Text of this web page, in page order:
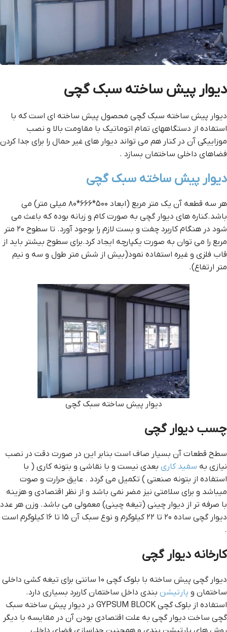
دیوار پیش ساخته سبک گچی
دیوار پیش ساخته سبک گچی محصول پیش ساخته ای است که با
استفاده از دستگاههای تمام اتوماتیک با مقاومت بالا و نصب
موزاییکی آن در کنار هم می تواند دیوار های غیر حمال را برای جدا کردن
فضاهای داخلی ساختمان بسازد .
دیوار پیش ساخته سبک گچی
هر سه قطعه آن یک متر مربع (ابعاد ۵۰۰*۶۶۶*۸۰ میلی متر) می
باشد.کناره های دیوار گچی به صورت کام و زبانه بوده که باعث می
شود در هنگام کاربرد چفت و بست لازم را بوجود آورد. تا سطوح ۲۰ متر
مربع را می توان به صورت یکپارچه ایجاد کرد.برای سطوح بیشتر باید از
قاب فلزی و غیره استفاده نمود(بیش از شش متر طول و سه و نیم
متر ارتفاع).
دیوار پیش ساخته سبک گچی
چسب ديوار گچي
سطح قطعات آن بسیار صاف است بنابر این در صورت دقت در نصب
نیازی به سفید کاری بعدی نیست و با نقاشی و بتونه کاری ( با
استفاده از بتونه صنعتی ) تکمیل می گردد . عایق حرارت و صوت
میباشد و برای سلامتی نیز مضر نمی باشد و از نظر اقتصادی و هزینه
با صرفه تر از دیوار چینی (تیغه چینی) معمولی می باشد. وزن هر عدد
دیوار گچی ساده ۲۰ تا ۲۲ کیلوگرم و نوع سبک آن ۱۵ تا ۱۶ کیلوگرم است
.
کارخانه ديوار گچي
دیوار گچی پیش ساخته با بلوک گچی 10 سانتی برای تیغه کشی داخلی
ساختمان و پارتیشن بندی داخل ساختمان کاربرد بسیاری دارد.
استفاده از بلوک گچی GYPSUM BLOCK در دیوار پیش ساخته سبک
گچی ساخت دیوار گچی به علت اقتصادی بودن آن در مقایسه با دیگر